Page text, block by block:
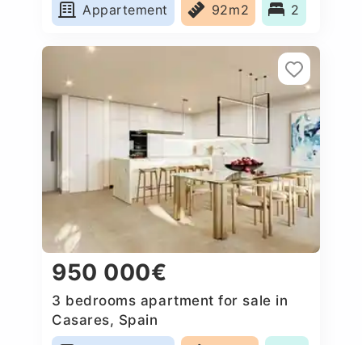
Appartement
92m2 2
950 000€
3 bedrooms apartment for sale in
Casares, Spain